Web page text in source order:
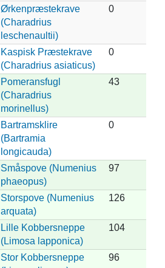
Ørkenpræstekrave
(Charadrius
leschenaultii)
0
Kaspisk Præstekrave
(Charadrius asiaticus)
0
Pomeransfugl
(Charadrius
morinellus)
43
Bartramsklire
(Bartramia
longicauda)
0
Småspove (Numenius
phaeopus)
97
Storspove (Numenius
arquata)
126
Lille Kobbersneppe
(Limosa lapponica)
104
Stor Kobbersneppe
96